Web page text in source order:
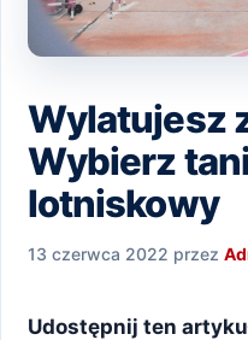
Wylatujesz
Wybierz
lotniskowy
13 czerwca 2022 przez
Udostępnij ten